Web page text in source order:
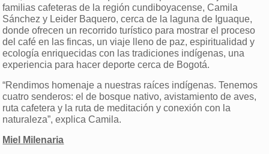
familias cafeteras de la región cundiboyacense, Camila
Sánchez y Leider Baquero, cerca de la laguna de Iguaque,
donde ofrecen un recorrido turístico para mostrar el proceso
del café en las fincas, un viaje lleno de paz, espiritualidad y
ecología enriquecidas con las tradiciones indígenas, una
experiencia para hacer deporte cerca de Bogotá.
“Rendimos homenaje a nuestras raíces indígenas. Tenemos
cuatro senderos: el de bosque nativo, avistamiento de aves,
ruta cafetera y la ruta de meditación y conexión con la
naturaleza”, explica Camila.
Miel Milenaria